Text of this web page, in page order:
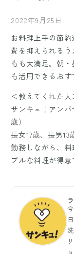
2022年9月25日
お料理上手の節
費を抑えられる
もも大満足。朝
も活用できるおす
＜教えてくれた人
サンキュ！アン
歳）
長女17歳、長男
勤務しながら、
プルな料理が得意